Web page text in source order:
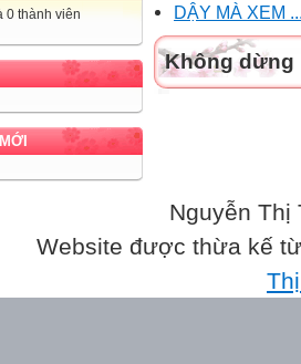
0 thành viên
DẬY MÀ XEM
Không dừng
Nguyễn Thị
Website được thừa kế